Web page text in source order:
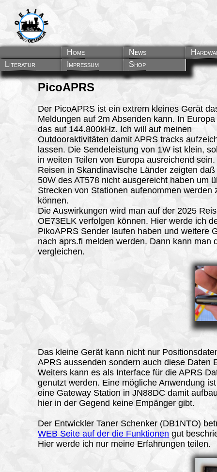
Home News
Literatur
Impressum Shop
PicoAPRS
Der PicoAPRS ist ein extrem kleines Gerät
Meldungen auf 2m Absenden kann. In
das auf 144.800kHz. Ich will auf meinen
Outdooraktivitäten damit APRS tracks
lassen. Die Sendeleistung von 1W ist klein,
in weiten Teilen von Europa ausreichend
Reisen in Skandinavische Länder zeigten
50W des AT578 nicht ausgereicht haben um
Strecken von Stationen aufenommen werden
können.
Die Auswirkungen wird man auf der 2025
OE73ELK verfolgen können. Hier werde ich
PikoAPRS Sender laufen haben und weitere
nach aprs.fi melden werden. Dann kann man
vergleichen.
Das kleine Gerät kann nicht nur
APRS aussenden sondern auch diese Daten
Weiters kann es als Interface für die APRS
genutzt werden. Eine mögliche Anwendung
eine Gateway Station in JN88DC damit
hier in der Gegend keine Empänger gibt.
Der Entwickler Taner Schenker (DB1NTO)
WEB Seite auf der die Funktionen gut
Hier werde ich nur meine Erfahrungen teilen.